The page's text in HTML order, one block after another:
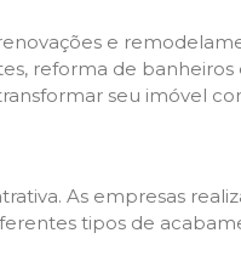
e
reforma de banheiros
seu imóvel
As empresas
tipos de